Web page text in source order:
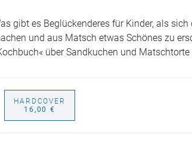
gibt es Beglückenderes für Kinder, als
und aus Matsch etwas Schönes zu
über Sandkuchen und Matschtorte
HARDCOVER
16,00 €